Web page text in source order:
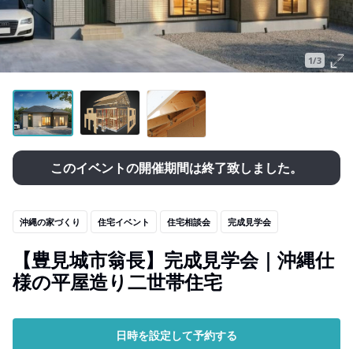
1/3
このイベントの開催期間は終了致しました。
沖縄の家づくり 住宅イベント 住宅相談会 完成見学会
【豊見城市翁長】完成見学会｜沖縄仕
様の平屋造り二世帯住宅
日時を設定して予約する